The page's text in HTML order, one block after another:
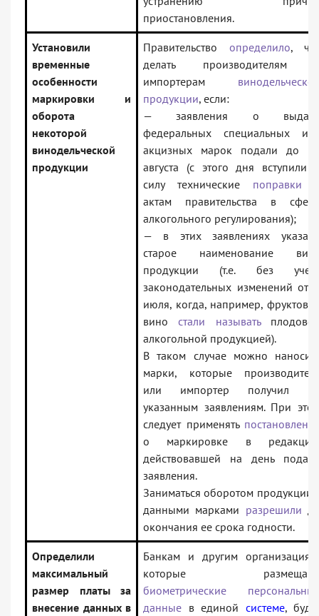
приостановления.
Установили
временные
особенности
маркировки и
оборота
некоторой
винодельческой
продукции
Правительство определило,
делать производителям
импортерам
продукции, если:
— заявления о
федеральных специальных
акцизных марок подали до
августа (с этого дня вступили
силу технические поправки
актам правительства в
алкогольного регулирования);
— в этих заявлениях
старое наименование
продукции (т.е. без
законодательных изменений от
июля, когда, например,
виностали называть
алкогольной продукцией).
В таком случае можно
марки, которые
или импортер получил
указанным заявлениям. При
следует применять
о маркировке в
действовавшей на день
заявления.
Заниматься оборотом продукции
данными марками разрешили
окончания ее срока годности.
Определили
максимальный
размер платы за
внесение данных в
Банкам и другим
которые
биометрические
данные в единой системе,